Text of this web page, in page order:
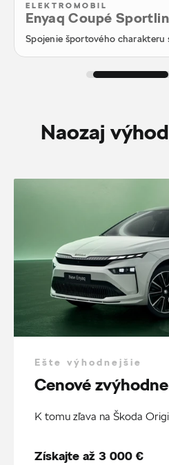
ELEKTROMOBIL
Enyaq Coupé
Spojenie športového charakteru
Naozaj
Ešte výhodnejšie
Cenové
K tomu zľava na Škoda
Získajte až 3 000 €